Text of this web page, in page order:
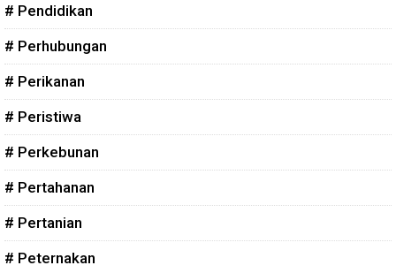
# Pendidikan
# Perhubungan
# Perikanan
# Peristiwa
# Perkebunan
# Pertahanan
# Pertanian
# Peternakan